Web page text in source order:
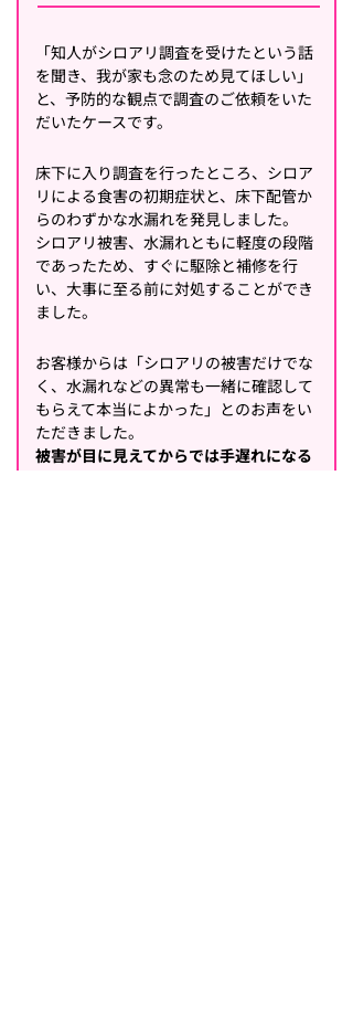
「知人がシロアリ調査を受けたという話
を聞き、我が家も念のため見てほしい」
と、予防的な観点で調査のご依頼をいた
だいたケースです。
床下に入り調査を行ったところ、シロア
リによる食害の初期症状と、床下配管か
らのわずかな水漏れを発見しました。
シロアリ被害、水漏れともに軽度の段階
であったため、すぐに駆除と補修を行
い、大事に至る前に対処することができ
ました。
お客様からは「シロアリの被害だけでな
く、水漏れなどの異常も一緒に確認して
もらえて本当によかった」とのお声をい
ただきました。
被害が目に見えてからでは手遅れになる